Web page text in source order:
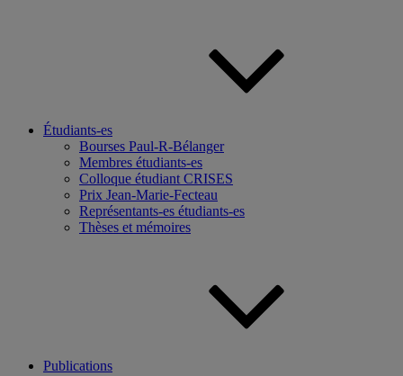
Étudiants-es
Bourses Paul-R-Bélanger
Membres étudiants-es
Colloque étudiant CRISES
Prix Jean-Marie-Fecteau
Représentants-es étudiants-es
Thèses et mémoires
Publications